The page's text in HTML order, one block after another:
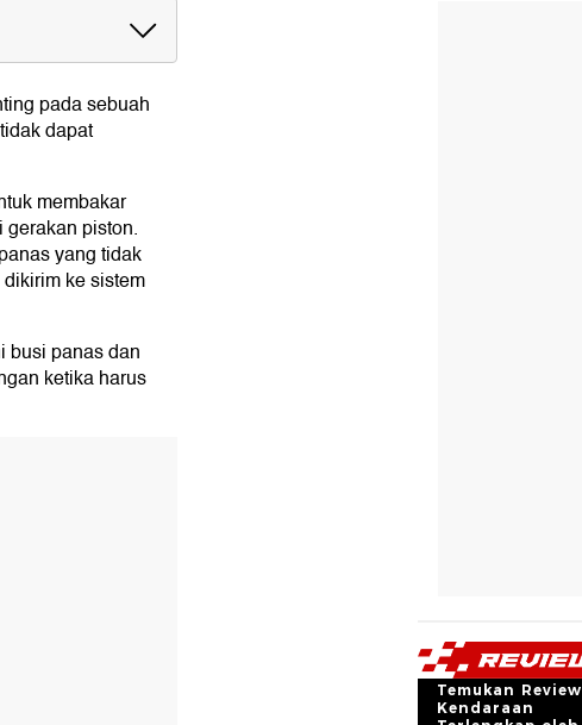
pada sebuah
dapat
membakar
piston.
yang tidak
ke sistem
busi panas dan
ketika harus
Temukan Review
Kendaraan